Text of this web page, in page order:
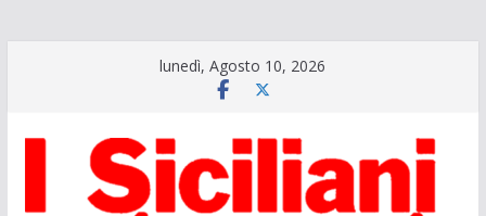
lunedì, Agosto 10, 2026